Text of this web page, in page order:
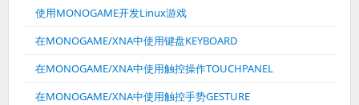
使用MONOGAME开发Linux游戏
在MONOGAME/XNA中使用键盘KEYBOARD
在MONOGAME/XNA中使用触控操作TOUCHPANEL
在MONOGAME/XNA中使用触控手势GESTURE